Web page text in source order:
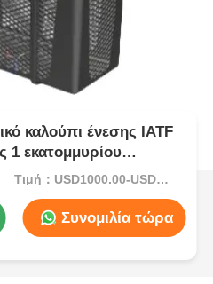
καλούπι ένεσης IATF
1 εκατομμυρίου
θερμού/ψυχρού
Τιμή：USD1000.00-USD5000.00
Συνομιλία τώρα